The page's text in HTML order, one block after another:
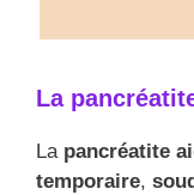
La
La pancréatite
temporaire,